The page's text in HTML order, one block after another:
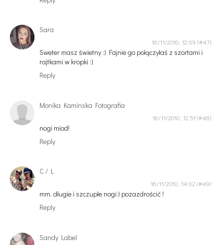
Sara
16/11/2010, 12:09
Sweter masz świetny :) Fajnie go połączyłaś z szortami i
rajtkami w kropki :)
Reply
Monika Kaminska Fotografia
16/11/2010, 12:51
nogi miod!
Reply
C / L
16/11/2010, 14:02
mm. długie i szczupłe nogi:) pozazdrościć !
Reply
Sandy Label